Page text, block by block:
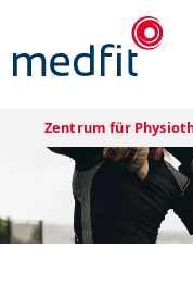
Zentrum für